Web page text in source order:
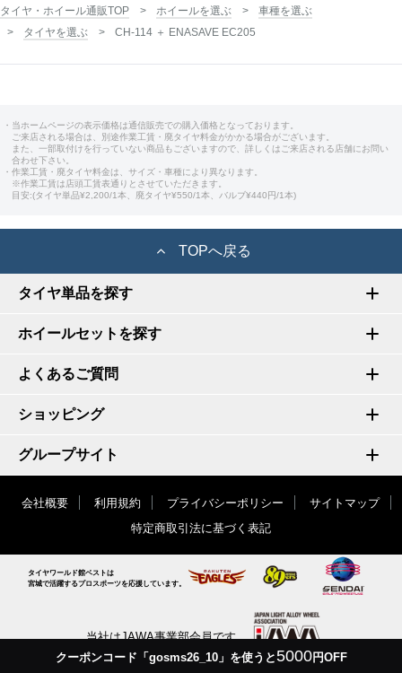
クーポンコード「gosms26_10」を使うと5000円OFF
タイヤ・ホイール通販TOP ホイールを選ぶ
車種を選ぶ
タイヤを選ぶ
CH-114 ＋ ENASAVE EC205
・当ホームページの表示価格は通信販売での購入価格となっております。
ご来店される場合は、別途作業工賃・廃タイヤ料金がかかる場合がございます。
また、一部取付けを行っていない商品もございますので、詳しくはご来店される店舗にお問い
合わせ下さい。
・作業工賃・廃タイヤ料金は、サイズ・車種により異なります。
※作業工賃は店頭工賃表通りとさせていただきます。
目安:(タイヤ単品¥2,200/1本、廃タイヤ¥550/1本、バルブ¥440円/1本)
TOPへ戻る
タイヤ単品を探す
ホイールセットを探す
よくあるご質問
ショッピング
グループサイト
会社概要 利用規約 プライバシーポリシー
サイトマップ
特定商取引法に基づく表記
タイヤワールド館ベストは
宮城で活躍するプロスポーツを応援しています。
当社はJAWA事業部会員です